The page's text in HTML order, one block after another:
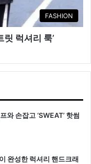
FASHION
릿 럭셔리 룩’
와 손잡고 ‘SWEAT’ 핫썸
완성한 럭셔리 핸드크래